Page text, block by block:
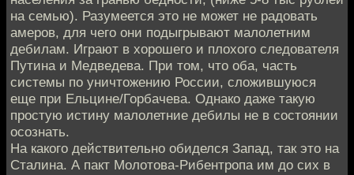
на семью). Разумеется это не может не радовать
амеров, для чего они подыгрывают малолетним
дебилам. Играют в хорошего и плохого следователя
Путина и Медведева. При том, что оба, часть
системы по уничтожению России, сложившуюся
еще при Ельцине/Горбачева. Однако даже такую
простую истину малолетние дебилы не в состоянии
осознать.
На какого действительно обиделся Запад, так это на
Сталина. А пакт Молотова-Рибентропа им до сих в